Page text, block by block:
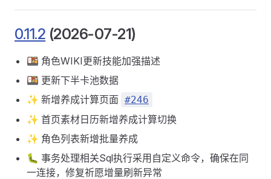
0.11.2 (2026-07-21)
🍱 角色WIKI更新技能加强描述
🍱 更新下半卡池数据
✨ 新增养成计算页面 #246
✨ 首页素材日历新增养成计算切换
✨ 角色列表新增批量养成
🐛 事务处理相关Sql执行采用自定义命令，确保在同
一连接，修复祈愿增量刷新异常